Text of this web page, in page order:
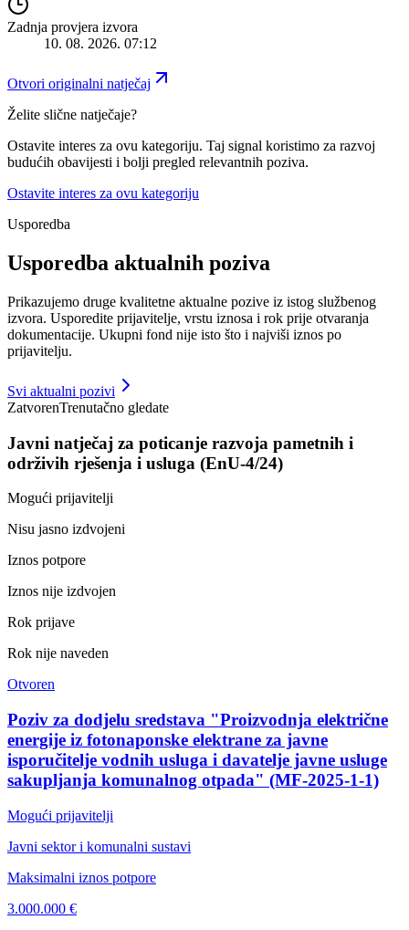
Zadnja provjera izvora
10. 08. 2026. 07:12
Otvori originalni natječaj
Želite slične natječaje?
Ostavite interes za ovu kategoriju. Taj signal koristimo za razvoj
budućih obavijesti i bolji pregled relevantnih poziva.
Ostavite interes za ovu kategoriju
Usporedba
Usporedba aktualnih poziva
Prikazujemo druge kvalitetne aktualne pozive iz istog službenog
izvora. Usporedite prijavitelje, vrstu iznosa i rok prije otvaranja
dokumentacije. Ukupni fond nije isto što i najviši iznos po
prijavitelju.
Svi aktualni pozivi
ZatvorenTrenutačno gledate
Javni natječaj za poticanje razvoja pametnih i
održivih rješenja i usluga (EnU-4/24)
Mogući prijavitelji
Nisu jasno izdvojeni
Iznos potpore
Iznos nije izdvojen
Rok prijave
Rok nije naveden
Otvoren
Poziv za dodjelu sredstava "Proizvodnja električne
energije iz fotonaponske elektrane za javne
isporučitelje vodnih usluga i davatelje javne usluge
sakupljanja komunalnog otpada" (MF-2025-1-1)
Mogući prijavitelji
Javni sektor i komunalni sustavi
Maksimalni iznos potpore
3.000.000 €